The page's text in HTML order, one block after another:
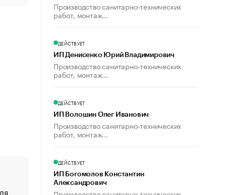
«От спорта тело стареет иначе». Как живет глава
Производство санитарно-технических
работ, монтаж...
ДЕЙСТВУЕТ
ИП Денисенко Юрий Владимирович
Производство санитарно-технических
работ, монтаж...
ДЕЙСТВУЕТ
ИП Волошин Олег Иванович
Производство санитарно-технических
работ, монтаж...
ДЕЙСТВУЕТ
ИП Богомолов Константин
Александрович